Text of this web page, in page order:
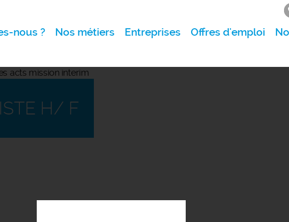
nous ? Nos métiers Entreprises Offres d'emploi
H/ F